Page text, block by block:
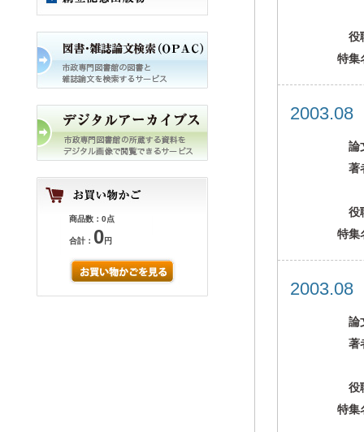
商品数：0点
合計： 0円
役
特集
論
著
役
特集
論
著
役
特集